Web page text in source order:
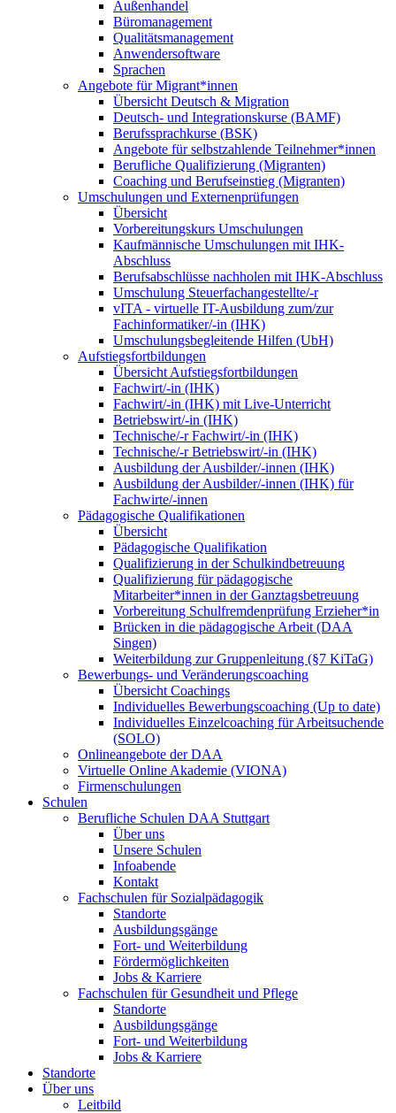
Außenhandel
Büromanagement
Qualitätsmanagement
Anwendersoftware
Sprachen
Angebote für Migrant*innen
Übersicht Deutsch & Migration
Deutsch- und Integrationskurse (BAMF)
Berufssprachkurse (BSK)
Angebote für selbstzahlende Teilnehmer*innen
Berufliche Qualifizierung (Migranten)
Coaching und Berufseinstieg (Migranten)
Umschulungen und Externenprüfungen
Übersicht
Vorbereitungskurs Umschulungen
Kaufmännische Umschulungen mit IHK-
Abschluss
Berufsabschlüsse nachholen mit IHK-Abschluss
Umschulung Steuerfachangestellte/-r
vITA - virtuelle IT-Ausbildung zum/zur
Fachinformatiker/-in (IHK)
Umschulungsbegleitende Hilfen (UbH)
Aufstiegsfortbildungen
Übersicht Aufstiegsfortbildungen
Fachwirt/-in (IHK)
Fachwirt/-in (IHK) mit Live-Unterricht
Betriebswirt/-in (IHK)
Technische/-r Fachwirt/-in (IHK)
Technische/-r Betriebswirt/-in (IHK)
Ausbildung der Ausbilder/-innen (IHK)
Ausbildung der Ausbilder/-innen (IHK) für
Fachwirte/-innen
Pädagogische Qualifikationen
Übersicht
Pädagogische Qualifikation
Qualifizierung in der Schulkindbetreuung
Qualifizierung für pädagogische
Mitarbeiter*innen in der Ganztagsbetreuung
Vorbereitung Schulfremdenprüfung Erzieher*in
Brücken in die pädagogische Arbeit (DAA
Singen)
Weiterbildung zur Gruppenleitung (§7 KiTaG)
Bewerbungs- und Veränderungscoaching
Übersicht Coachings
Individuelles Bewerbungscoaching (Up to date)
Individuelles Einzelcoaching für Arbeitsuchende
(SOLO)
Onlineangebote der DAA
Virtuelle Online Akademie (VIONA)
Firmenschulungen
Schulen
Berufliche Schulen DAA Stuttgart
Über uns
Unsere Schulen
Infoabende
Kontakt
Fachschulen für Sozialpädagogik
Standorte
Ausbildungsgänge
Fort- und Weiterbildung
Fördermöglichkeiten
Jobs & Karriere
Fachschulen für Gesundheit und Pflege
Standorte
Ausbildungsgänge
Fort- und Weiterbildung
Jobs & Karriere
Standorte
Über uns
Leitbild